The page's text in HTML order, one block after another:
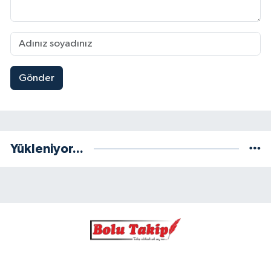
Gönder
Yükleniyor...